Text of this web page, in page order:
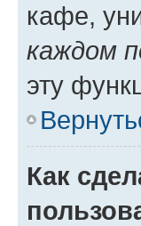
кафе,
каждом
эту
Как